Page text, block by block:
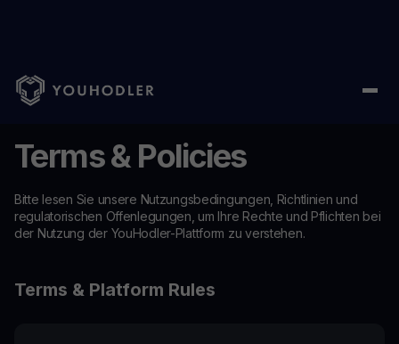
Terms & Policies
Bitte lesen Sie unsere Nutzungsbedingungen, Richtlinien und
regulatorischen Offenlegungen, um Ihre Rechte und Pflichten bei
der Nutzung der YouHodler-Plattform zu verstehen.
Terms & Platform Rules